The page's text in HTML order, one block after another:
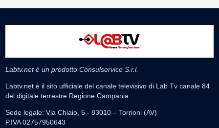
Labtv.net è un prodotto Consulservice S.r.l.
Labtv.net è il sito ufficiale del canale televisivo di Lab Tv canale 84
del digitale terrestre Regione Campania
Sede legale: Via Chiaio, 5 - 83010 – Torrioni (AV)
P.IVA 02757950643